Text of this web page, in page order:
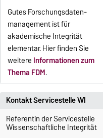
Gutes Forschungsdaten-
management ist für
akademische Integrität
elementar. Hier finden Sie
weitere Informationen zum
Thema FDM.
Kontakt Servicestelle WI
Referentin der Servicestelle
Wissenschaftliche Integrität